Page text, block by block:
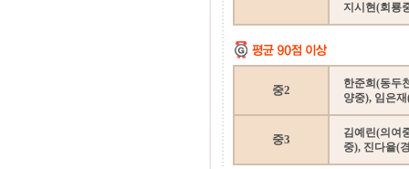
지시현(회룡
중2
한준희(동두
양중), 임은
중3
김예린(의여
중), 진다율(